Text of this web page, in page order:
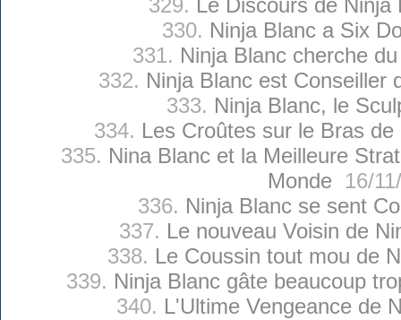
330. Ninja Blanc a Six
331. Ninja Blanc cherche
332. Ninja Blanc est Conseiller
333. Ninja Blanc, le
334. Les Croûtes sur le Bras de
335. Nina Blanc et la Meilleure
Monde 16/
336. Ninja Blanc se sent
337. Le nouveau Voisin de
338. Le Coussin tout mou de
339. Ninja Blanc gâte beaucoup
340. L'Ultime Vengeance de